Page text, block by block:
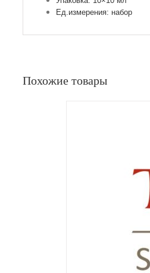
Ед.измерения: набор
Похожие товары